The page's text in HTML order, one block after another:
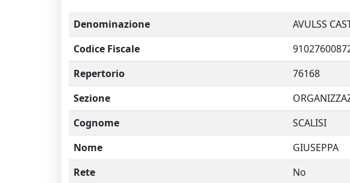
Denominazione
AVULSS
Codice Fiscale
Repertorio
76168
Sezione
Cognome
SCALISI
Nome
GIUSEPPA
Rete
No